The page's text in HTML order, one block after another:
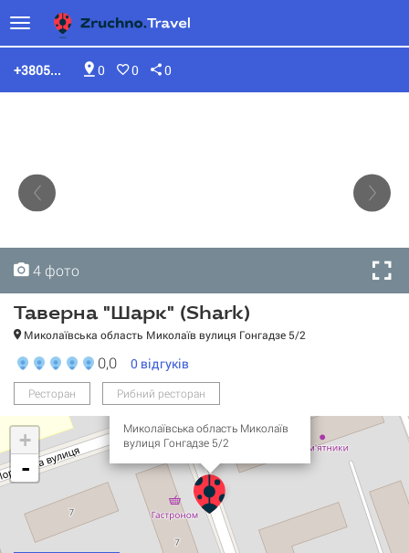
0 0 0
+3805...
4 фото
4 фото
4 фото
4 фото
Таверна "Шарк" (Shark)
Миколаївська область Миколаїв вулиця Гонгадзе 5/2
0,0 0 відгуків
Ресторан Рибний ресторан
Таверна "Шарк" (Shark)
Миколаївська область Миколаїв
вулиця Гонгадзе 5/2
+
-